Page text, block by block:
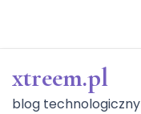
content
xtreem.pl
blog technologiczny